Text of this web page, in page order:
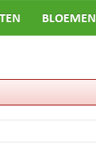
BLOEMEN